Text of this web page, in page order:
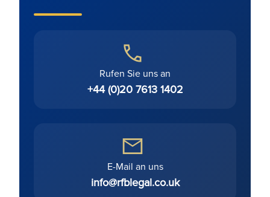
Rufen Sie uns an
+44 (0)20 7613 1402
E-Mail an uns
info@rfblegal.co.uk